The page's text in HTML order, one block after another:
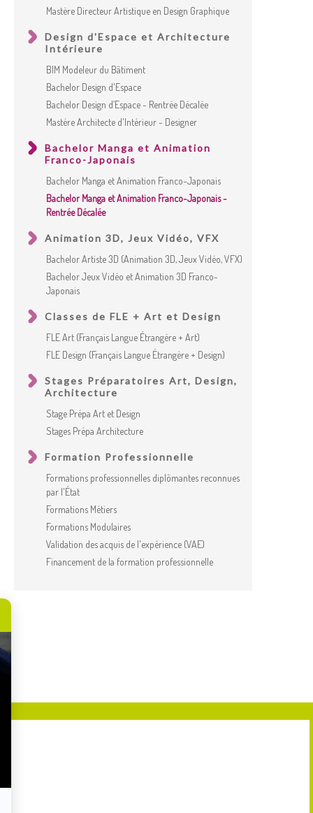
Mastère Directeur Artistique en Design Graphique
Design d'Espace et Architecture
Intérieure
BIM Modeleur du Bâtiment
Bachelor Design d'Espace
Bachelor Design d’Espace - Rentrée Décalée
Mastère Architecte d'Intérieur - Designer
Bachelor Manga et Animation
Franco-Japonais
Bachelor Manga et Animation Franco-Japonais
Bachelor Manga et Animation Franco-Japonais -
Rentrée Décalée
Animation 3D, Jeux Vidéo, VFX
Bachelor Artiste 3D (Animation 3D, Jeux Vidéo, VFX)
Bachelor Jeux Vidéo et Animation 3D Franco-
Japonais
Classes de FLE + Art et Design
FLE Art (Français Langue Étrangère + Art)
FLE Design (Français Langue Étrangère + Design)
Stages Préparatoires Art, Design,
Architecture
Stage Prépa Art et Design
Stages Prépa Architecture
Formation Professionnelle
Formations professionnelles diplômantes reconnues
par l'État
Formations Métiers
Formations Modulaires
Validation des acquis de l'expérience (VAE)
Financement de la formation professionnelle